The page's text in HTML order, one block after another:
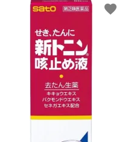
favorite